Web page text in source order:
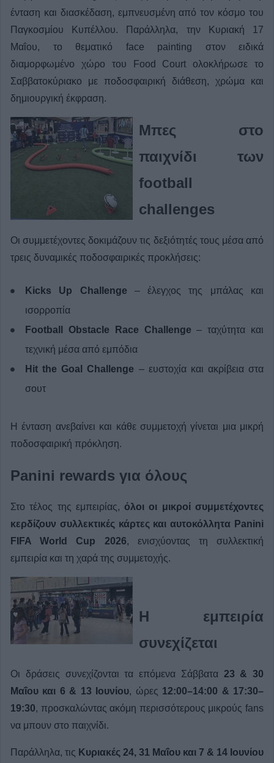
ένταση και διασκέδαση, εμπνευσμένη από τον κόσμο του
Παγκοσμίου Κυπέλλου. Παράλληλα, την Κυριακή 17
Μαΐου, το θεματικό face painting στον ειδικά
διαμορφωμένο χώρο του Food Court ολοκλήρωσε το
Σαββατοκύριακο με ποδοσφαιρική διάθεση, χρώμα και
δημιουργική έκφραση.
Μπες στο
παιχνίδι των
football
challenges
Οι συμμετέχοντες δοκιμάζουν τις δεξιότητές τους μέσα από
τρεις δυναμικές ποδοσφαιρικές προκλήσεις:
Kicks Up Challenge – έλεγχος της μπάλας και
ισορροπία
Football Obstacle Race Challenge – ταχύτητα και
τεχνική μέσα από εμπόδια
Hit the Goal Challenge – ευστοχία και ακρίβεια στα
σουτ
Η ένταση ανεβαίνει και κάθε συμμετοχή γίνεται μια μικρή
ποδοσφαιρική πρόκληση.
Panini rewards για όλους
Στο τέλος της εμπειρίας, όλοι οι μικροί συμμετέχοντες
κερδίζουν συλλεκτικές κάρτες και αυτοκόλλητα Panini
FIFA World Cup 2026, ενισχύοντας τη συλλεκτική
εμπειρία και τη χαρά της συμμετοχής.
Η εμπειρία
συνεχίζεται
Οι δράσεις συνεχίζονται τα επόμενα Σάββατα 23 & 30
Μαΐου και 6 & 13 Ιουνίου, ώρες 12:00–14:00 & 17:30–
19:30, προσκαλώντας ακόμη περισσότερους μικρούς fans
να μπουν στο παιχνίδι.
Παράλληλα, τις Κυριακές 24, 31 Μαΐου και 7 & 14 Ιουνίου